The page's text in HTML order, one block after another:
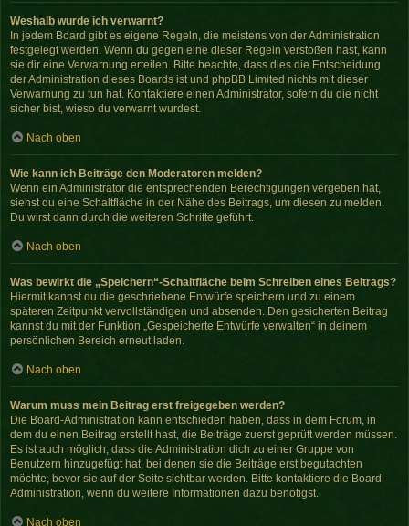
Weshalb wurde ich verwarnt?
In jedem Board gibt es eigene Regeln, die meistens von der Administration
festgelegt werden. Wenn du gegen eine dieser Regeln verstoßen hast, kann
sie dir eine Verwarnung erteilen. Bitte beachte, dass dies die Entscheidung
der Administration dieses Boards ist und phpBB Limited nichts mit dieser
Verwarnung zu tun hat. Kontaktiere einen Administrator, sofern du die nicht
sicher bist, wieso du verwarnt wurdest.
Nach oben
Wie kann ich Beiträge den Moderatoren melden?
Wenn ein Administrator die entsprechenden Berechtigungen vergeben hat,
siehst du eine Schaltfläche in der Nähe des Beitrags, um diesen zu melden.
Du wirst dann durch die weiteren Schritte geführt.
Nach oben
Was bewirkt die „Speichern“-Schaltfläche beim Schreiben eines Beitrags?
Hiermit kannst du die geschriebene Entwürfe speichern und zu einem
späteren Zeitpunkt vervollständigen und absenden. Den gesicherten Beitrag
kannst du mit der Funktion „Gespeicherte Entwürfe verwalten“ in deinem
persönlichen Bereich erneut laden.
Nach oben
Warum muss mein Beitrag erst freigegeben werden?
Die Board-Administration kann entschieden haben, dass in dem Forum, in
dem du einen Beitrag erstellt hast, die Beiträge zuerst geprüft werden müssen.
Es ist auch möglich, dass die Administration dich zu einer Gruppe von
Benutzern hinzugefügt hat, bei denen sie die Beiträge erst begutachten
möchte, bevor sie auf der Seite sichtbar werden. Bitte kontaktiere die Board-
Administration, wenn du weitere Informationen dazu benötigst.
Nach oben